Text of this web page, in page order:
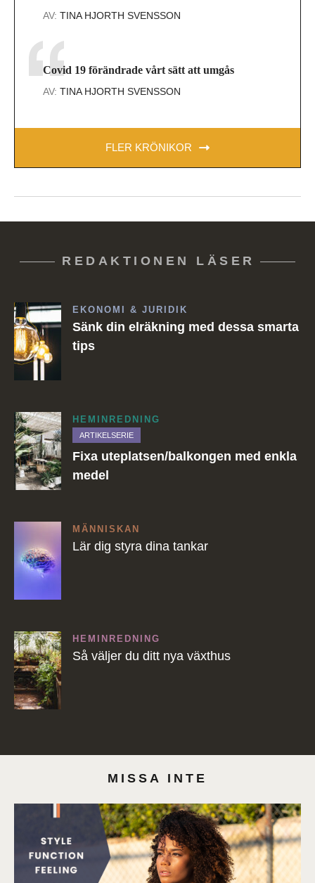
AV: TINA HJORTH SVENSSON
Covid 19 förändrade vårt sätt att umgås
AV: TINA HJORTH SVENSSON
FLER KRÖNIKOR
REDAKTIONEN LÄSER
EKONOMI & JURIDIK
Sänk din elräkning med dessa smarta
tips
HEMINREDNING
ARTIKELSERIE
Fixa uteplatsen/balkongen med enkla
medel
MÄNNISKAN
Lär dig styra dina tankar
HEMINREDNING
Så väljer du ditt nya växthus
MISSA INTE